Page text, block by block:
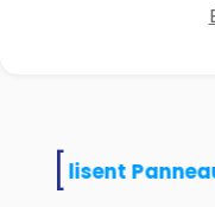
utilisent